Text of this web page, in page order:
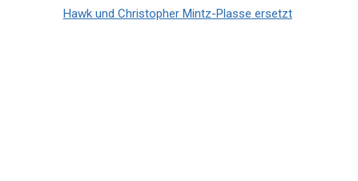
Hawk und Christopher Mintz-Plasse ersetzt